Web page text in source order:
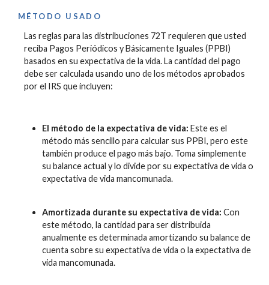
MÉTODO USADO
Las reglas para las distribuciones 72T requieren que usted
reciba Pagos Periódicos y Básicamente Iguales (PPBI)
basados en su expectativa de la vida. La cantidad del pago
debe ser calculada usando uno de los métodos aprobados
por el IRS que incluyen:
El método de la expectativa de vida: Este es el
método más sencillo para calcular sus PPBI, pero este
también produce el pago más bajo. Toma simplemente
su balance actual y lo divide por su expectativa de vida o
expectativa de vida mancomunada.
Amortizada durante su expectativa de vida: Con
este método, la cantidad para ser distribuida
anualmente es determinada amortizando su balance de
cuenta sobre su expectativa de vida o la expectativa de
vida mancomunada.